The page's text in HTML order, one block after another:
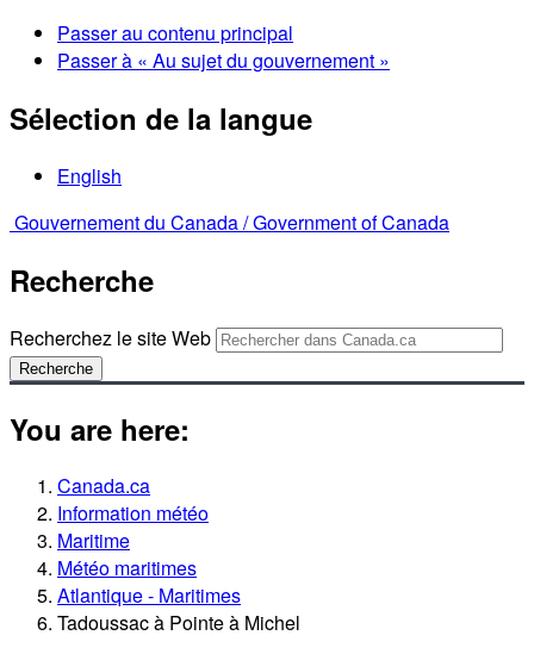
Passer au contenu principal
Passer à « Au sujet du gouvernement »
Sélection de la langue
English
Gouvernement du Canada /Government of Canada
Recherche
Recherchez le site Web
Recherche
You are here:
Canada.ca
Information météo
Maritime
Météo maritimes
Atlantique - Maritimes
Tadoussac à Pointe à Michel